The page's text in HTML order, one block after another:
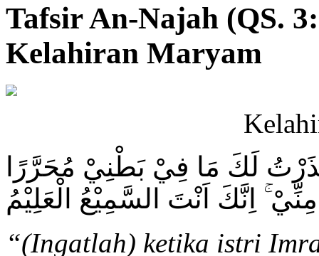
Tafsir An-Najah (QS.
Kelahiran Maryam
لَكَ مَا فِيْ بَطْنِيْ مُحَرَّرًا
اِنَّكَ اَنْتَ السَّمِيْعُ الْعَلِيْمُ
“(Ingatlah) ketika istri